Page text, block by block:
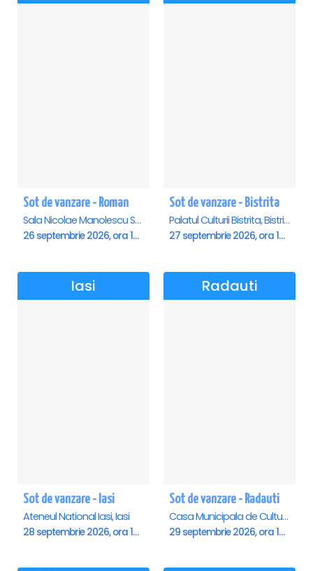
Sot de vanzare - Roman
Sala Nicolae Manolescu Strunga (Sala de festivitati a Primariei Roman), Roman
26 septembrie 2026, ora 19:00
Sot de vanzare - Bistrita
Palatul Culturii Bistrita, Bistrita
27 septembrie 2026, ora 19:00
Iasi
Sot de vanzare - Iasi
Ateneul National Iasi, Iasi
28 septembrie 2026, ora 19:00
Radauti
Sot de vanzare - Radauti
Casa Municipala de Cultura, Radauti
29 septembrie 2026, ora 19:00